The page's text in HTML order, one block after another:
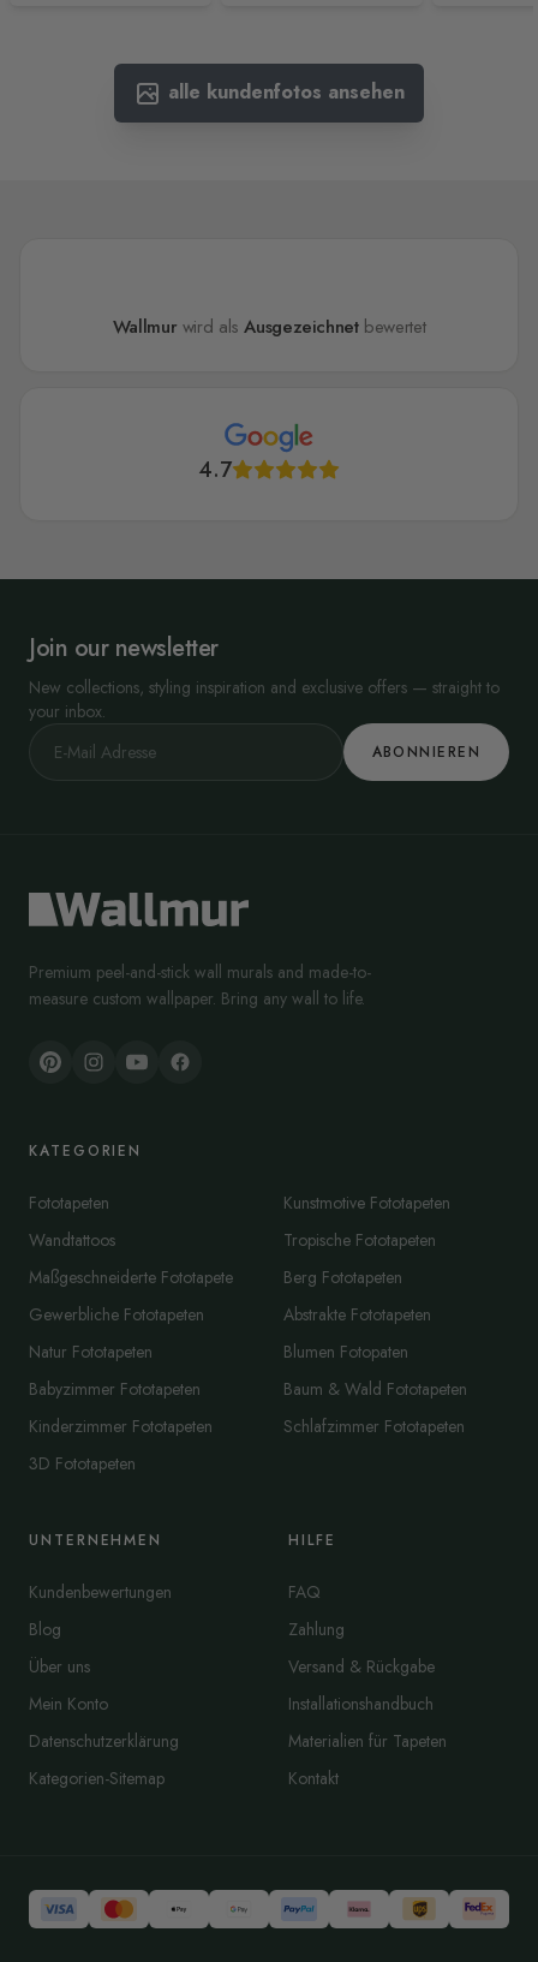
alle kundenfotos ansehen
Wallmur wird alsAusgezeichnetbewertet
4.7
Join our newsletter
New collections, styling inspiration and exclusive offers — straight to
your inbox.
ABONNIEREN
Premium peel-and-stick wall murals and made-to-
measure custom wallpaper. Bring any wall to life.
KATEGORIEN
Fototapeten
Wandtattoos
Maßgeschneiderte Fototapete
Gewerbliche Fototapeten
Natur Fototapeten
Babyzimmer Fototapeten
Kinderzimmer Fototapeten
3D Fototapeten
Kunstmotive Fototapeten
Tropische Fototapeten
Berg Fototapeten
Abstrakte Fototapeten
Blumen Fotopaten
Baum & Wald Fototapeten
Schlafzimmer Fototapeten
UNTERNEHMEN
Kundenbewertungen
Blog
Über uns
Mein Konto
Datenschutzerklärung
Kategorien-Sitemap
HILFE
FAQ
Zahlung
Versand & Rückgabe
Installationshandbuch
Materialien für Tapeten
Kontakt